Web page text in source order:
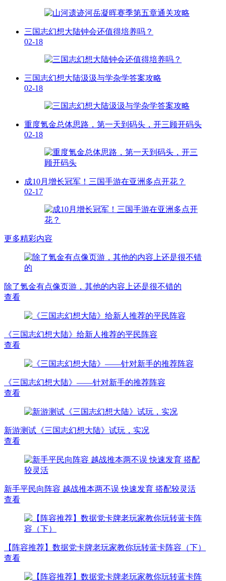
三国志幻想大陆钟会还值得培养吗？
02-18
三国志幻想大陆汲汲与学杂学答案攻略
02-18
重度氪金总体思路，第一天到码头，开三顾开码头
02-18
成10月增长冠军！三国手游在亚洲多点开花？
02-17
更多精彩内容
除了氪金有点像页游，其他的内容上还是很不错的
查看
《三国志幻想大陆》给新人推荐的平民阵容
查看
《三国志幻想大陆》——针对新手的推荐阵容
查看
新游测试《三国志幻想大陆》试玩，实况
查看
新手平民向阵容 越战推本两不误 快速发育 搭配较灵活
查看
【阵容推荐】数据党卡牌老玩家教你玩转蓝卡阵容（下）
查看